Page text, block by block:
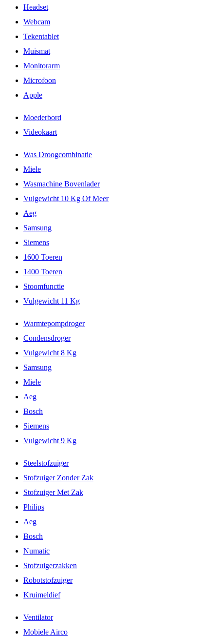
Headset
Webcam
Tekentablet
Muismat
Monitorarm
Microfoon
Apple
Moederbord
Videokaart
Was Droogcombinatie
Miele
Wasmachine Bovenlader
Vulgewicht 10 Kg Of Meer
Aeg
Samsung
Siemens
1600 Toeren
1400 Toeren
Stoomfunctie
Vulgewicht 11 Kg
Warmtepompdroger
Condensdroger
Vulgewicht 8 Kg
Samsung
Miele
Aeg
Bosch
Siemens
Vulgewicht 9 Kg
Steelstofzuiger
Stofzuiger Zonder Zak
Stofzuiger Met Zak
Philips
Aeg
Bosch
Numatic
Stofzuigerzakken
Robotstofzuiger
Kruimeldief
Ventilator
Mobiele Airco